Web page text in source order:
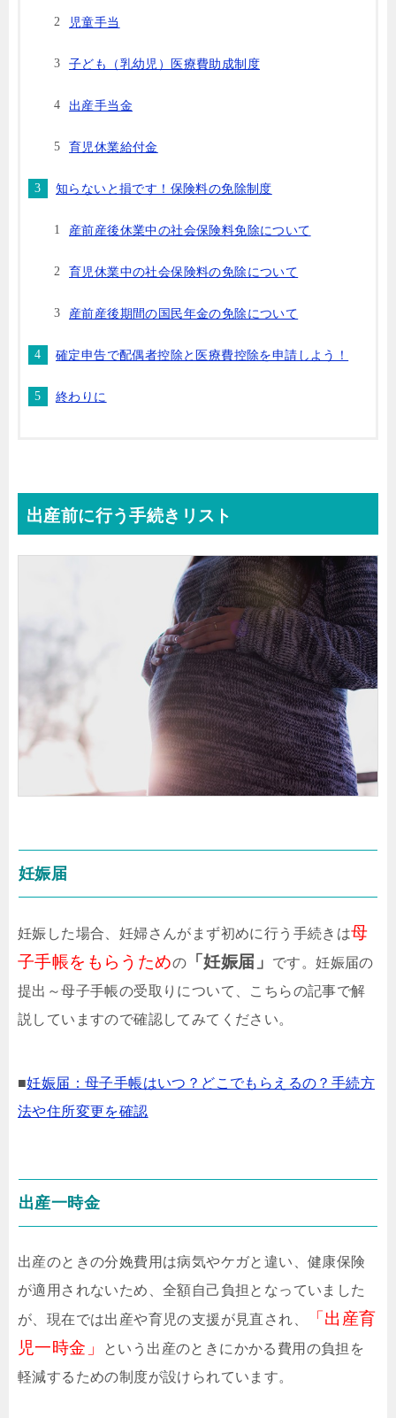
児童手当
子ども（乳幼児）医療費助成制度
出産手当金
育児休業給付金
知らないと損です！保険料の免除制度
産前産後休業中の社会保険料免除について
育児休業中の社会保険料の免除について
産前産後期間の国民年金の免除について
確定申告で配偶者控除と医療費控除を申請しよう！
終わりに
出産前に行う手続きリスト
妊娠届
妊娠した場合、妊婦さんがまず初めに行う手続きは母
子手帳をもらうための 「妊娠届」
です。妊娠届の
提出～母子手帳の受取りについて、こちらの記事で解
説していますので確認してみてください。
■妊娠届：母子手帳はいつ？どこでもらえるの？手続方
法や住所変更を確認
出産一時金
出産のときの分娩費用は病気やケガと違い、健康保険
が適用されないため、全額自己負担となっていました
が、現在では出産や育児の支援が見直され、
「出産育
児一時金」
という出産のときにかかる費用の負担を
軽減するための制度が設けられています。